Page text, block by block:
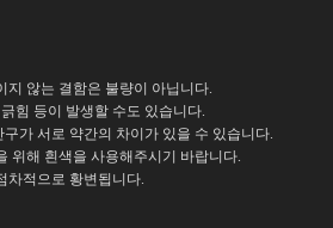
지 않는 결함은 불량이 아닙니다.
힘 등이 발생할 수도 있습니다.
가 서로 약간의 차이가 있을 수 있습니다.
위해 흰색을 사용해주시기 바랍니다.
차적으로 황변됩니다.